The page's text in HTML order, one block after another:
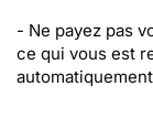
- Ne payez pas
ce qui vous est